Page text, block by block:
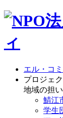
エル・コ
プロジェ
地域の担
鯖江
学生